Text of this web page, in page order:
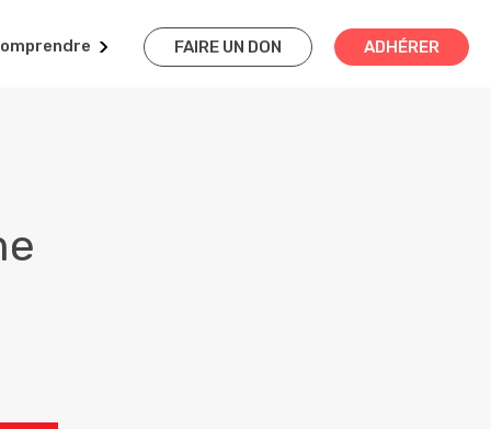
FAIRE UN DON ADHÉRER